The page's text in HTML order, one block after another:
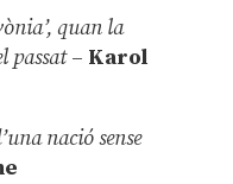
quan la
passat– Karol
nació sense